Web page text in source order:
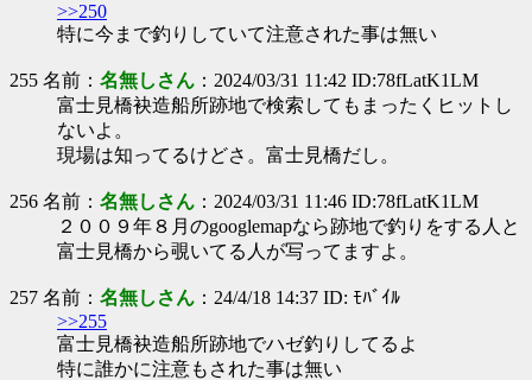
>>250
特に今まで釣りしていて注意された事は無い
255 名前： 名無しさん ：2024/03/31 11:42 ID:78fLatK1LM
富士見橋袂造船所跡地で検索してもまったくヒットし
ないよ。
現場は知ってるけどさ。富士見橋だし。
256 名前： 名無しさん ：2024/03/31 11:46 ID:78fLatK1LM
２００９年８月のgooglemapなら跡地で釣りをする人と
富士見橋から覗いてる人が写ってますよ。
257 名前： 名無しさん ：24/4/18 14:37 ID: ﾓﾊﾞｲﾙ
>>255
富士見橋袂造船所跡地でハゼ釣りしてるよ
特に誰かに注意もされた事は無い